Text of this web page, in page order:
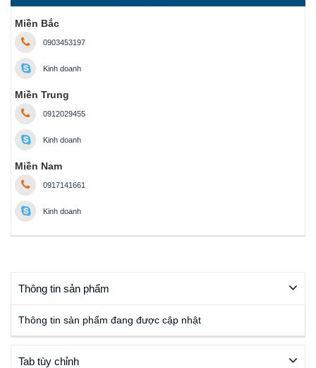
Miền Bắc
0903453197
Kinh doanh
Miền Trung
0912029455
Kinh doanh
Miền Nam
0917141661
Kinh doanh
Thông tin sản phẩm
Thông tin sản phẩm đang được cập nhật
Tab tùy chỉnh